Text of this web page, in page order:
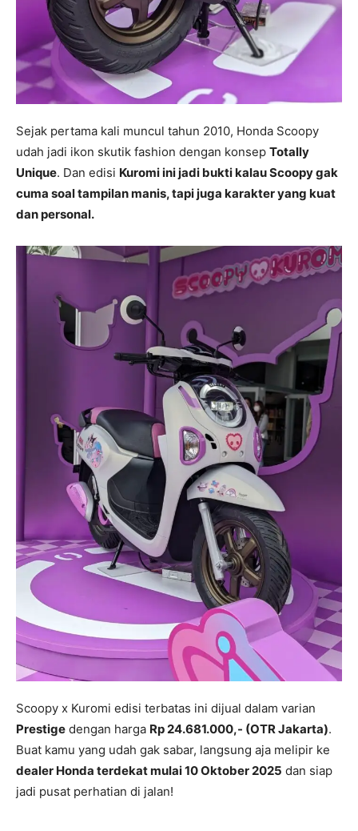
Sejak pertama kali muncul tahun 2010, Honda Scoopy
udah jadi ikon skutik fashion dengan konsep Totally
Unique. Dan edisi Kuromi ini jadi bukti kalau Scoopy gak
cuma soal tampilan manis, tapi juga karakter yang kuat
dan personal.
Scoopy x Kuromi edisi terbatas ini dijual dalam varian
Prestige dengan harga Rp 24.681.000,- (OTR Jakarta).
Buat kamu yang udah gak sabar, langsung aja melipir ke
dealer Honda terdekat mulai 10 Oktober 2025 dan siap
jadi pusat perhatian di jalan!